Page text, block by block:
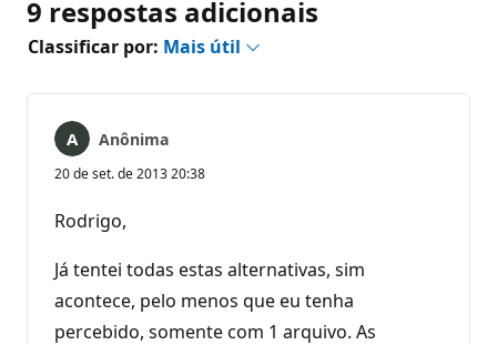
9 respostas adicionais
Classificar por: Mais útil
Anônima
20 de set. de 2013 20:38
Rodrigo,
Já tentei todas estas alternativas, sim
acontece, pelo menos que eu tenha
percebido, somente com 1 arquivo. As